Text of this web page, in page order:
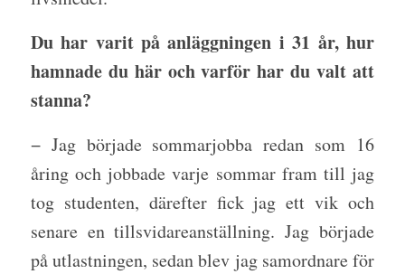
Du har varit på anläggningen i 31 år, hur
hamnade du här och varför har du valt att
stanna?
− Jag började sommarjobba redan som 16
åring och jobbade varje sommar fram till jag
tog studenten, därefter fick jag ett vik och
senare en tillsvidareanställning. Jag började
på utlastningen, sedan blev jag samordnare för